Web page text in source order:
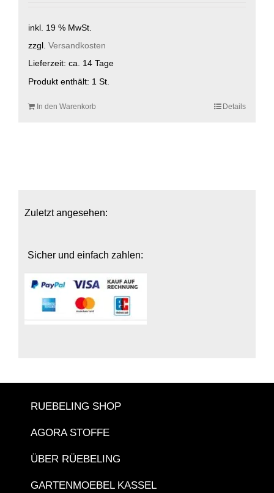
inkl. 19 % MwSt.
zzgl. Versandkosten
Lieferzeit: ca. 14 Tage
Produkt enthält: 1 St.
In den Warenkorb Details
Zuletzt angesehen:
Sicher und einfach zahlen:
RUEBELING SHOP
AGORA STOFFE
ÜBER RÜEBELING
GARTENMOEBEL KASSEL